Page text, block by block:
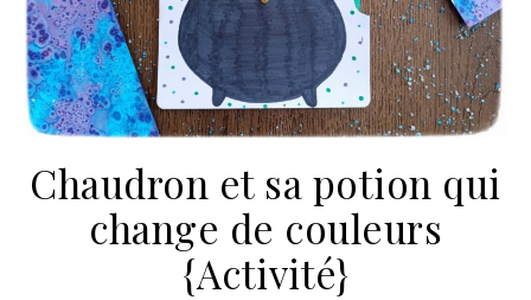
Chaudron et sa potion qui
change de couleurs
{Activité}